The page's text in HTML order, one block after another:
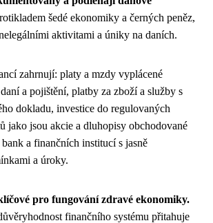
šedé ekonomiky a černých peněz,
aktivitami a úniky na daních.
zahrnují: platy a mzdy vyplácené
a pojištění, platby za zboží a služby s
dokladu, investice do regulovaných
jako jsou akcie a dluhopisy obchodované
a finančních institucí s jasně
a úroky.
pro fungování zdravé ekonomiky.
finančního systému přitahuje